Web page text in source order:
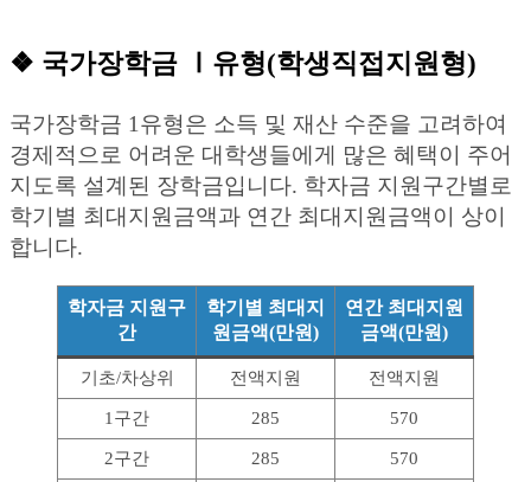
❖ 국가장학금 Ⅰ유형(학생직접지원형)
국가장학금 1유형은 소득 및 재산 수준을 고려하여
경제적으로 어려운 대학생들에게 많은 혜택이 주어
지도록 설계된 장학금입니다. 학자금 지원구간별로
학기별 최대지원금액과 연간 최대지원금액이 상이
합니다.
학자금 지원구
간
학기별 최대지
원금액(만원)
연간 최대지원
금액(만원)
기초/차상위 전액지원 전액지원
1구간 285 570
2구간 285 570